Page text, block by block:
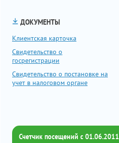
ДОКУМЕНТЫ
Клиентская карточка
Свидетельство о
госрегистрации
Свидетельство о постановке на
учет в налоговом органе
Счетчик посещений c 01.06.2011